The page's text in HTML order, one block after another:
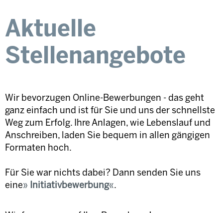
Aktuelle
Stellenangebote
Wir bevorzugen Online-Bewerbungen - das geht
ganz einfach und ist für Sie und uns der schnellste
Weg zum Erfolg. Ihre Anlagen, wie Lebenslauf und
Anschreiben, laden Sie bequem in allen gängigen
Formaten hoch.
Für Sie war nichts dabei? Dann senden Sie uns
eine
Initiativbewerbung .